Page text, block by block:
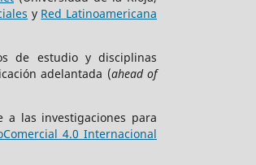
y Red Latinoamericana
de estudio y disciplinas
adelantada (ahead of
las investigaciones para
4.0 Internacional